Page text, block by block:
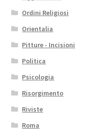
Ordini Religiosi
Orientalia
Pitture - Incisioni
Politica
Psicologia
Risorgimento
Riviste
Roma